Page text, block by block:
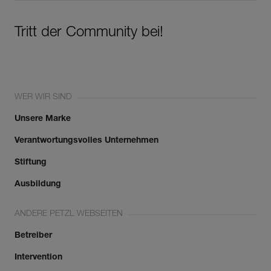
Tritt der Community bei!
WER WIR SIND
Unsere Marke
Verantwortungsvolles Unternehmen
Stiftung
Ausbildung
ANDERE PETZL WEBSEITEN
Betreiber
Intervention